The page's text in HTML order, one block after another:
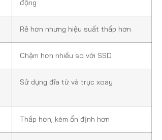
động
Rẻ hơn nhưng hiệu suất thấp hơn
Chậm hơn nhiều so với SSD
Sử dụng đĩa từ và trục xoay
Thấp hơn, kém ổn định hơn